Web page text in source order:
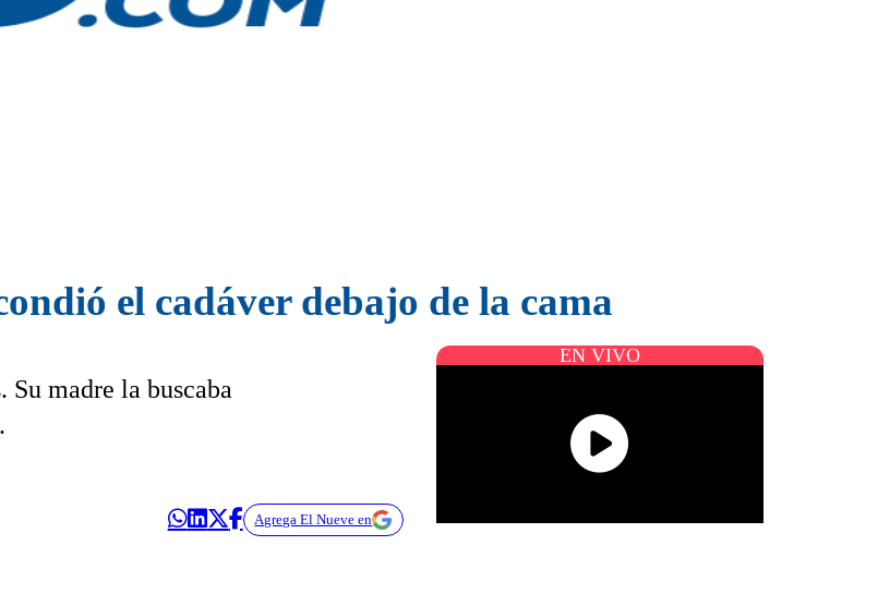
el cadáver debajo de la cama
madre la buscaba
Agrega El Nueve en
EN VIVO